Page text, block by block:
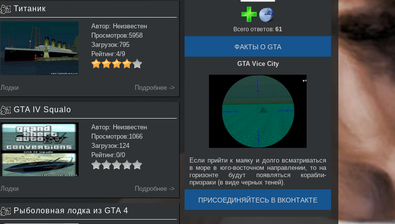
Титаник
Автор: Неизвестен
Просмотров:5958
Загрузок:795
Рейтинг:4/9
Лодки Подробнее ->
GTA IV Squalo
Автор: Неизвестен
Просмотров:1066
Загрузок:124
Рейтинг:0/0
Лодки Подробнее ->
Рыболовная лодка из GTA 4
Всего ответов: 61
ФАКТЫ О GTA
GTA Vice City
Если прийти к маяку и долго всматриваться
в море в юго-восточном направлении, то на
горизонте будут появляться корабли-
призраки (в виде черных теней).
ПРИСОЕДИНЯЙТЕСЬ В ВКОНТАКТЕ